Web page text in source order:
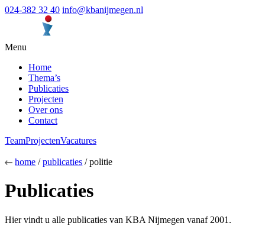
024-382 32 40 info@kbanijmegen.nl
Menu
Home
Thema’s
Publicaties
Projecten
Over ons
Contact
TeamProjectenVacatures
home /publicaties / politie
Publicaties
Hier vindt u alle publicaties van KBA Nijmegen vanaf 2001.